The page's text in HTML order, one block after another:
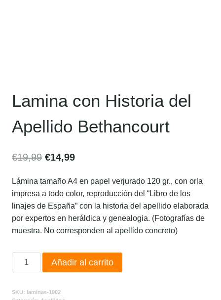
Lamina con Historia del
Apellido Bethancourt
€19,99 €14,99
Lámina tamaño A4 en papel verjurado 120 gr., con orla
impresa a todo color, reproducción del “Libro de los
linajes de España” con la historia del apellido elaborada
por expertos en heráldica y genealogia. (Fotografías de
muestra. No corresponden al apellido concreto)
Añadir al carrito
SKU: laminas-1902